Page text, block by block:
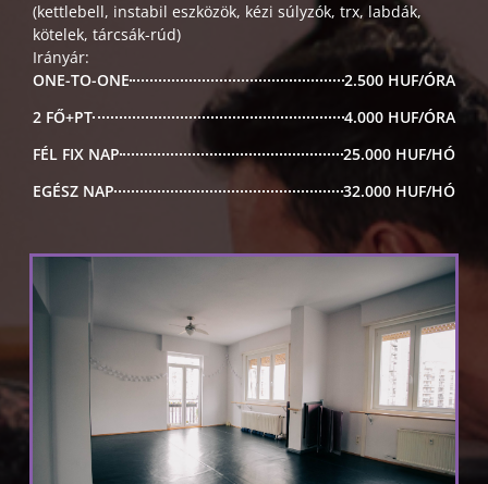
(kettlebell, instabil eszközök, kézi súlyzók, trx, labdák,
kötelek, tárcsák-rúd)
Irányár:
ONE-TO-ONE
2.500 HUF/ÓRA
2 FŐ+PT
4.000 HUF/ÓRA
FÉL FIX NAP
25.000 HUF/HÓ
EGÉSZ NAP
32.000 HUF/HÓ